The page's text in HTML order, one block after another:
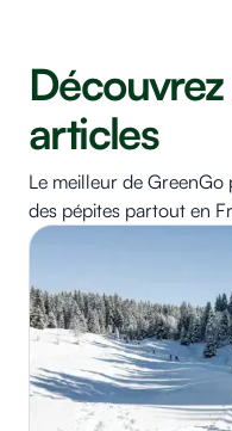
Découvrez
articles
Le meilleur de
des pépites partout en